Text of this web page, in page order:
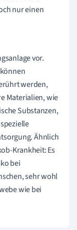
nur einen
vor.
werden,
Materialien, wie
Substanzen,
Ähnlich
Krankheit: Es
bei
sehr wohl
wie bei